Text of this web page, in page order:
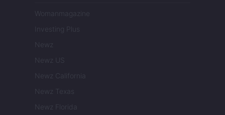
Womanmagazine
Investing Plus
Newz
Newz US
Newz California
Newz Texas
Newz Florida